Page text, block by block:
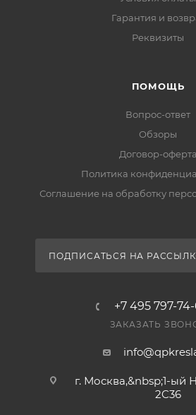
Гарантия и
Реквизиты
ПОМОЩЬ
Вопрос-ответ
Обзоры
Договор-оферта
Политика
Соглашение на обработку
ПОДПИСАТЬСЯ НА
+7 495 797-
ЗАКАЗАТЬ
г. Москва,&nbsp;1-ый
2C36